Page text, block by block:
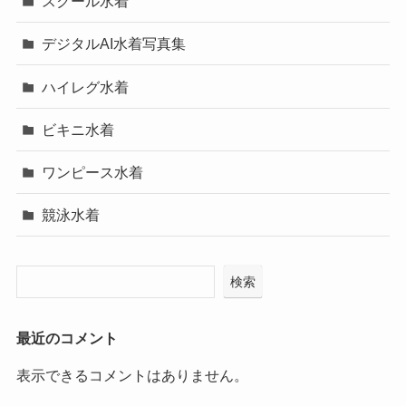
デジタルAI水着写真集
ハイレグ水着
ビキニ水着
ワンピース水着
競泳水着
検索
最近のコメント
表示できるコメントはありません。